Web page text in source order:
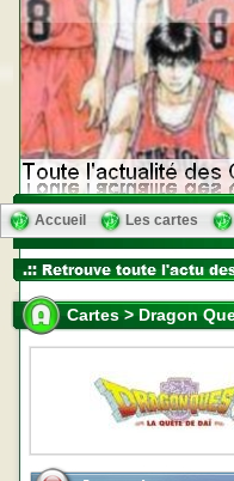
Accueil Les cartes
Cartes > Dragon